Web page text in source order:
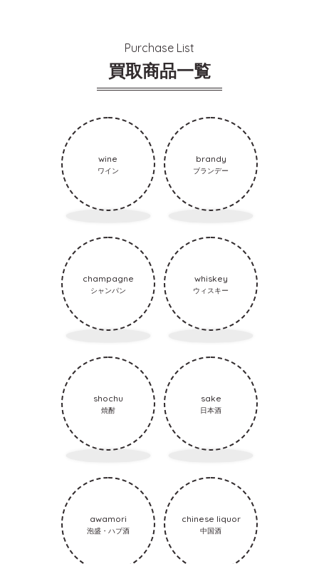
Purchase List
買取商品一覧
wine
ワイン
brandy
ブランデー
champagne
シャンパン
whiskey
ウィスキー
shochu
焼酎
sake
日本酒
awamori
泡盛・ハブ酒
chinese liquor
中国酒